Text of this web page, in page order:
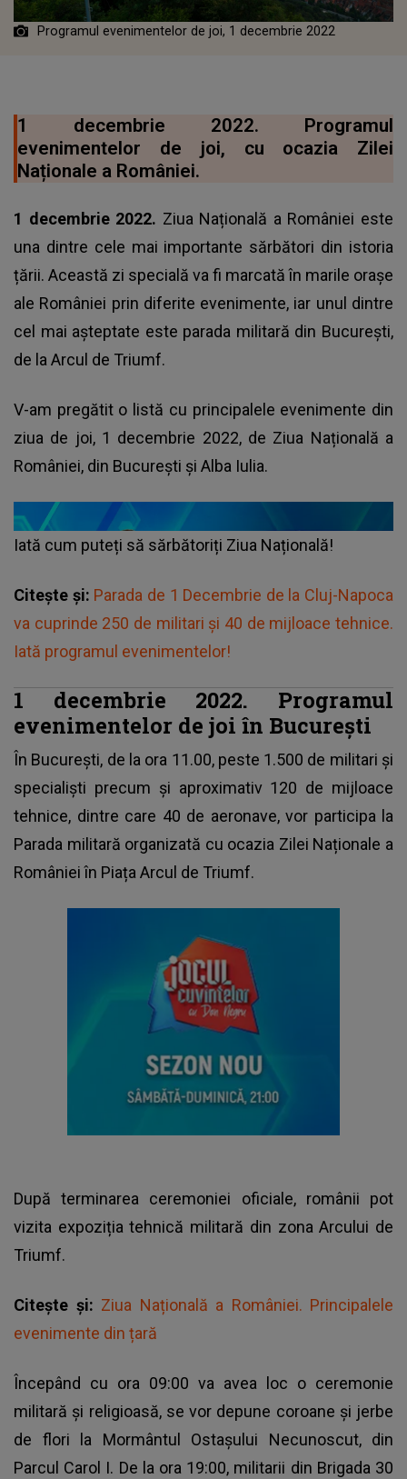
Programul evenimentelor de joi, 1 decembrie 2022
1 decembrie 2022. Programul
evenimentelor de joi, cu ocazia Zilei
Naționale a României.
1 decembrie 2022. Ziua Națională a României este
una dintre cele mai importante sărbători din istoria
țării. Această zi specială va fi marcată în marile orașe
ale României prin diferite evenimente, iar unul dintre
cel mai așteptate este parada militară din București,
de la Arcul de Triumf.
V-am pregătit o listă cu principalele evenimente din
ziua de joi, 1 decembrie 2022, de Ziua Națională a
României, din București și Alba Iulia.
Iată cum puteți să sărbătoriți Ziua Națională!
Citește și: Parada de 1 Decembrie de la Cluj-Napoca
va cuprinde 250 de militari și 40 de mijloace tehnice.
Iată programul evenimentelor!
1 decembrie 2022. Programul
evenimentelor de joi în București
În București, de la ora 11.00, peste 1.500 de militari și
specialiști precum și aproximativ 120 de mijloace
tehnice, dintre care 40 de aeronave, vor participa la
Parada militară organizată cu ocazia Zilei Naționale a
României în Piața Arcul de Triumf.
După terminarea ceremoniei oficiale, românii pot
vizita expoziția tehnică militară din zona Arcului de
Triumf.
Citește și: Ziua Națională a României. Principalele
evenimente din țară
Începând cu ora 09:00 va avea loc o ceremonie
militară și religioasă, se vor depune coroane și jerbe
de flori la Mormântul Ostașului Necunoscut, din
Parcul Carol I. De la ora 19:00, militarii din Brigada 30